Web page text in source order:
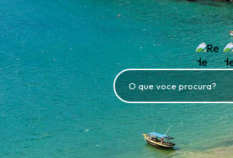
O que voce procura?